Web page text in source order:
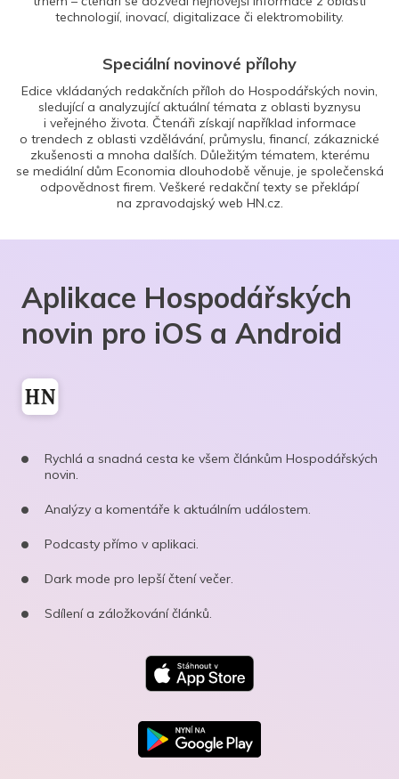
technologií, inovací, digitalizace či elektromobility.
Speciální novinové přílohy
Edice vkládaných redakčních příloh do Hospodářských novin,
sledující a analyzující aktuální témata z oblasti byznysu
i veřejného života. Čtenáři získají například informace
o trendech z oblasti vzdělávání, průmyslu, financí, zákaznické
zkušenosti a mnoha dalších. Důležitým tématem, kterému
se mediální dům Economia dlouhodobě věnuje, je společenská
odpovědnost firem. Veškeré redakční texty se překlápí
na zpravodajský web HN.cz.
Aplikace Hospodářských
novin pro iOS a Android
Rychlá a snadná cesta ke všem článkům Hospodářských
novin.
Analýzy a komentáře k aktuálním událostem.
Podcasty přímo v aplikaci.
Dark mode pro lepší čtení večer.
Sdílení a záložkování článků.